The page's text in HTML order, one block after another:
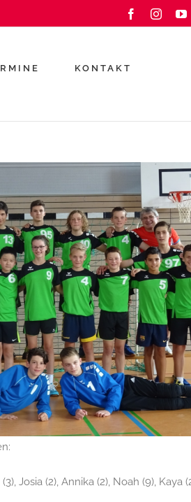
Facebook
KONTAKT
Josia (2), Annika (2), Noah (9), Kaya